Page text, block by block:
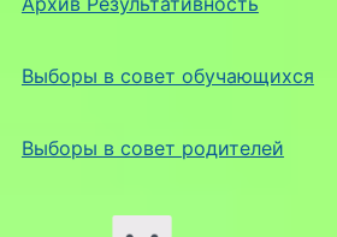
Выборы в совет обучающихся
Выборы в совет родителей